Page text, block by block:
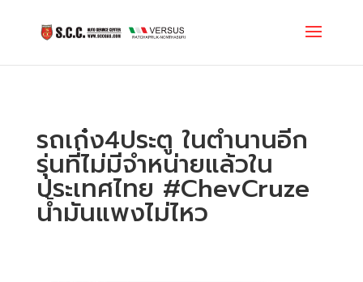
รถเก๋ง4ประตู ในตำนานอีก
รุ่นที่ไม่มีจำหน่ายแล้วใน
ประเทศไทย #ChevCruze
น้ำมันแพงไม่ไหว